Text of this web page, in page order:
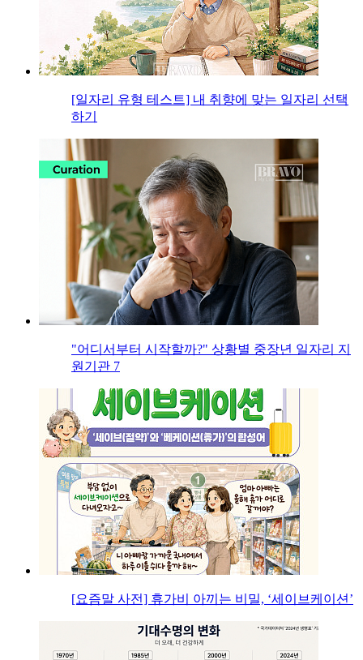
[일자리 유형 테스트] 내 취향에 맞는 일자리 선택
하기
"어디서부터 시작할까?" 상황별 중장년 일자리 지
원기관 7
[요즘말 사전] 휴가비 아끼는 비밀, ‘세이브케이션’